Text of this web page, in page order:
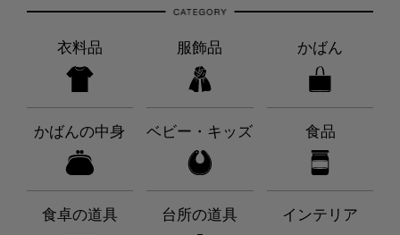
衣料品 服飾品 かばん
かばんの中身 ベビー・キッズ 食品
食卓の道具 台所の道具 インテリア